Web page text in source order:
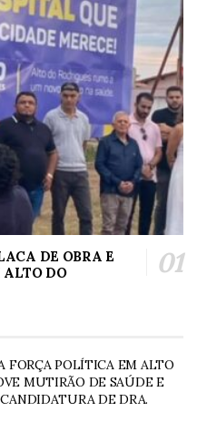
DE OBRA E
DO
FORÇA POLÍTICA EM ALTO
MUTIRÃO DE SAÚDE E
DE DRA.